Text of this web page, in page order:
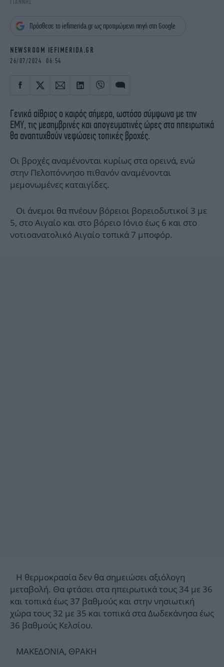
iBOOKS
OSCARS
NEWSLETTER
ΓΙΑΝΝΗΣ
Πρόσθεσε το iefimerida.gr ως προτιμώμενη πηγή στη Google
NEWSROOM IEFIMERIDA.GR
26/07/2024 06:54
Γενικά αίθριος ο καιρός σήμερα, ωστόσο σύμφωνα με την
ΕΜΥ, τις μεσημβρινές και απογευματινές ώρες στα ηπειρωτικά
θα αναπτυχθούν νεφώσεις τοπικές βροχές.
Οι βροχές αναμένονται κυρίως στα ορεινά, ενώ
στην Πελοπόννησο πιθανόν αναμένονται
μεμονωμένες καταιγίδες.
Οι άνεμοι θα πνέουν βόρειοι βορειοδυτικοί 3 με
5, στο Αιγαίο και στο βόρειο Ιόνιο έως 6 και στο
νοτιοανατολικό Αιγαίο τοπικά 7 μποφόρ.
Η θερμοκρασία δεν θα σημειώσει αξιόλογη
μεταβολή. Θα φτάσει στα ηπειρωτικά τους 34 με 36
και τοπικά έως 37 βαθμούς και στην νησιωτική
χώρα τους 32 με 35 και τοπικά στα Δωδεκάνησα έως
36 βαθμούς Κελσίου.
ΜΑΚΕΔΟΝΙΑ, ΘΡΑΚΗ